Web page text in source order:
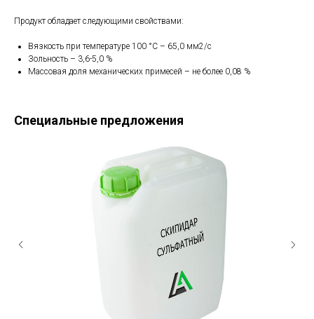
Продукт обладает следующими свойствами:
Вязкость при температуре 100 °С – 65,0 мм2/с
Зольность – 3,6-5,0 %
Массовая доля механических примесей – не более 0,08 %
Специальные предложения